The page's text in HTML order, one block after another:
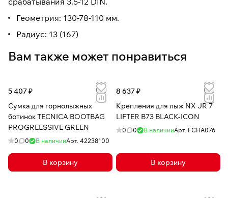
Геометрия: 130-78-110 мм.
Радиус: 13 (167)
Вам также может понравиться
5 407 ₽
Сумка для горнолыжных
ботинок TECNICA BOOTBAG
PROGREESSIVE GREEN
0 0 В наличииАрт. 42238100
В корзину
8 637 ₽
Крепления для лыж NX JR 7
LIFTER B73 BLACK-ICON
0 0 В наличииАрт. FCHA076
В корзину